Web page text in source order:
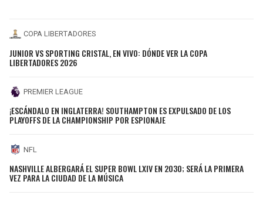
COPA LIBERTADORES
JUNIOR VS SPORTING CRISTAL, EN VIVO: DÓNDE VER LA COPA
LIBERTADORES 2026
PREMIER LEAGUE
¡ESCÁNDALO EN INGLATERRA! SOUTHAMPTON ES EXPULSADO DE LOS
PLAYOFFS DE LA CHAMPIONSHIP POR ESPIONAJE
NFL
NASHVILLE ALBERGARÁ EL SUPER BOWL LXIV EN 2030; SERÁ LA PRIMERA
VEZ PARA LA CIUDAD DE LA MÚSICA